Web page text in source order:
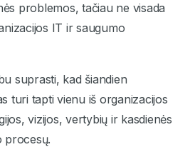
problemos, tačiau ne visada
IT ir saugumo
suprasti, kad šiandien
turi tapti vienu iš organizacijos
vizijos, vertybių ir kasdienės
procesų.